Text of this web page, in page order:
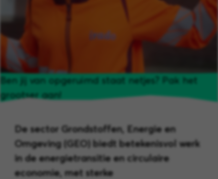
Ben jij van opgeruimd staat netjes? Pak het
grootser aan!
De sector Grondstoffen, Energie en
Omgeving (GEO) biedt betekenisvol werk
in de energietransitie en circulaire
economie, met sterke